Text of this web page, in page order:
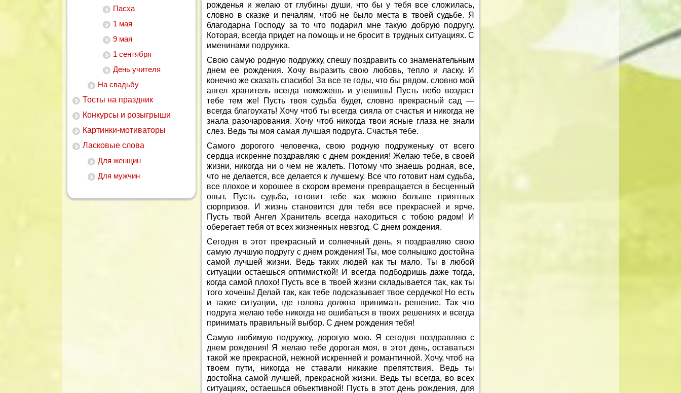
Пасха
1 мая
9 мая
1 сентября
День учителя
На свадьбу
Тосты на праздник
Конкурсы и розыгрыши
Картинки-мотиваторы
Ласковые слова
Для женщин
Для мужчин
рожденья и желаю от глубины души, что бы у тебя все сложилась,
словно в сказке и печалям, чтоб не было места в твоей судьбе. Я
благодарна Господу за то что подарил мне такую добрую подругу.
Которая, всегда придет на помощь и не бросит в трудных ситуациях. С
именинами подружка.
Свою самую родную подружку, спешу поздравить со знаменательным
днем ее рождения. Хочу выразить свою любовь, тепло и ласку. И
конечно же сказать спасибо! За все те годы, что бы рядом, словно мой
ангел хранитель всегда поможешь и утешишь! Пусть небо воздаст
тебе тем же! Пусть твоя судьба будет, словно прекрасный сад —
всегда благоухать! Хочу чтоб ты всегда сияла от счастья и никогда не
знала разочарования. Хочу чтоб никогда твои ясные глаза не знали
слез. Ведь ты моя самая лучшая подруга. Счастья тебе.
Самого дорогого человечка, свою родную подруженьку от всего
сердца искренне поздравляю с днем рождения! Желаю тебе, в своей
жизни, никогда ни о чем не жалеть. Потому что знаешь родная, все,
что не делается, все делается к лучшему. Все что готовит нам судьба,
все плохое и хорошее в скором времени превращается в бесценный
опыт. Пусть судьба, готовит тебе как можно больше приятных
сюрпризов. И жизнь становится для тебя все прекрасней и ярче.
Пусть твой Ангел Хранитель всегда находиться с тобою рядом! И
оберегает тебя от всех жизненных невзгод. С днем рождения.
Сегодня в этот прекрасный и солнечный день, я поздравляю свою
самую лучшую подругу с днем рождения! Ты, мое солнышко достойна
самой лучшей жизни. Ведь таких людей как ты мало. Ты в любой
ситуации остаешься оптимисткой! И всегда подбодришь даже тогда,
когда самой плохо! Пусть все в твоей жизни складывается так, как ты
того хочешь! Делай так, как тебе подсказывает твое сердечко! Но есть
и такие ситуации, где голова должна принимать решение. Так что
подруга желаю тебе никогда не ошибаться в твоих решениях и всегда
принимать правильный выбор. С днем рождения тебя!
Самую любимую подружку, дорогую мою. Я сегодня поздравляю с
днем рождения! Я желаю тебе дорогая моя, в этот день, оставаться
такой же прекрасной, нежной искренней и романтичной. Хочу, чтоб на
твоем пути, никогда не ставали никакие препятствия. Ведь ты
достойна самой лучшей, прекрасной жизни. Ведь ты всегда, во всех
ситуациях, остаешься объективной! Пусть в этот день рождения, для